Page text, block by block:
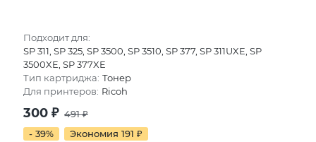
Подходит для:
SP 311, SP 325, SP 3500, SP 3510, SP 377, SP 311UXE, SP
3500XE, SP 377XE
Тип картриджа: Тонер
Для принтеров: Ricoh
300 ₽ 491₽
- 39%
Экономия 191 ₽